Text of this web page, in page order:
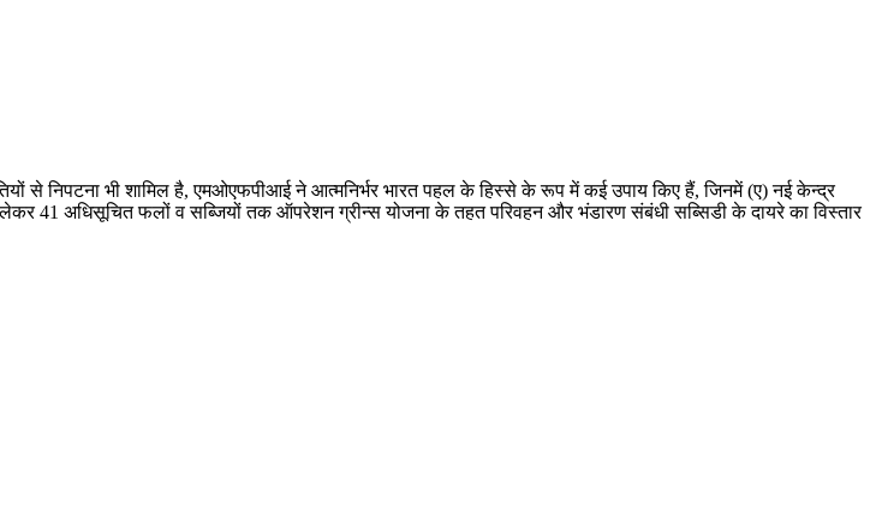
से निपटना भी शामिल है, एमओएफपीआई ने आत्मनिर्भर भारत पहल के हिस्से के रूप में कई उपाय किए हैं, जिनमें (ए) नई केन्द्र
41 अधिसूचित फलों व सब्जियों तक ऑपरेशन ग्रीन्स योजना के तहत परिवहन और भंडारण संबंधी सब्सिडी के दायरे का विस्तार